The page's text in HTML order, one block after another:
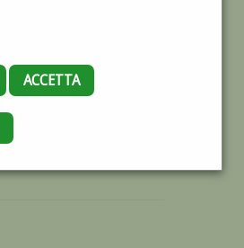
ACCETTA